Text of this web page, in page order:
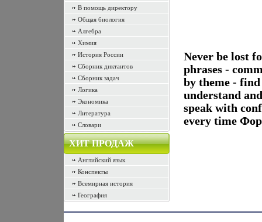
В помощь директору
Общая биология
Алгебра
Химия
История России
Сборник диктантов
Сборник задач
Логика
Экономика
Литература
Словари
ХИТ ПРОДАЖ
Английский язык
Конспекты
Всемирная история
География
Never be lost
phrases -
by theme -
understand
speak with
every time